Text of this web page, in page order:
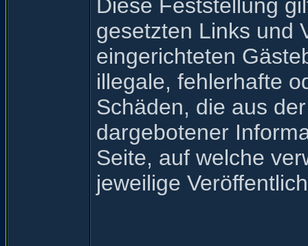
Diese Feststellung
gesetzten Links und
eingerichteten
illegale, fehlerhafte
Schäden, die aus
dargebotener
Seite, auf welche
jeweilige